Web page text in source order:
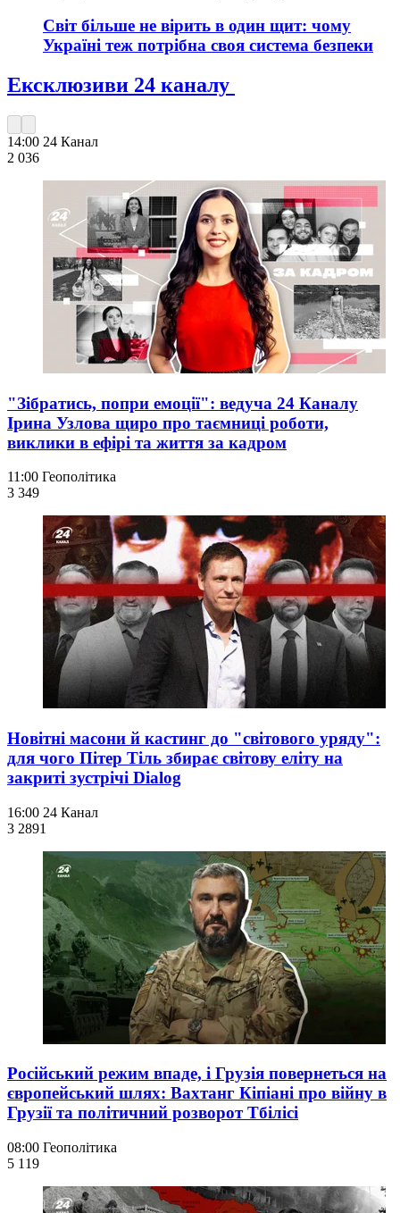
Світ більше не вірить в один щит: чому
Україні теж потрібна своя система безпеки
Ексклюзиви 24 каналу
14:00 24 Канал
2 036
"Зібратись, попри емоції": ведуча 24 Каналу
Ірина Узлова щиро про таємниці роботи,
виклики в ефірі та життя за кадром
11:00 Геополітика
3 349
Новітні масони й кастинг до "світового уряду":
для чого Пітер Тіль збирає світову еліту на
закриті зустрічі Dialog
16:00 24 Канал
3 2891
Російський режим впаде, і Грузія повернеться на
європейський шлях: Вахтанг Кіпіані про війну в
Грузії та політичний розворот Тбілісі
08:00 Геополітика
5 119